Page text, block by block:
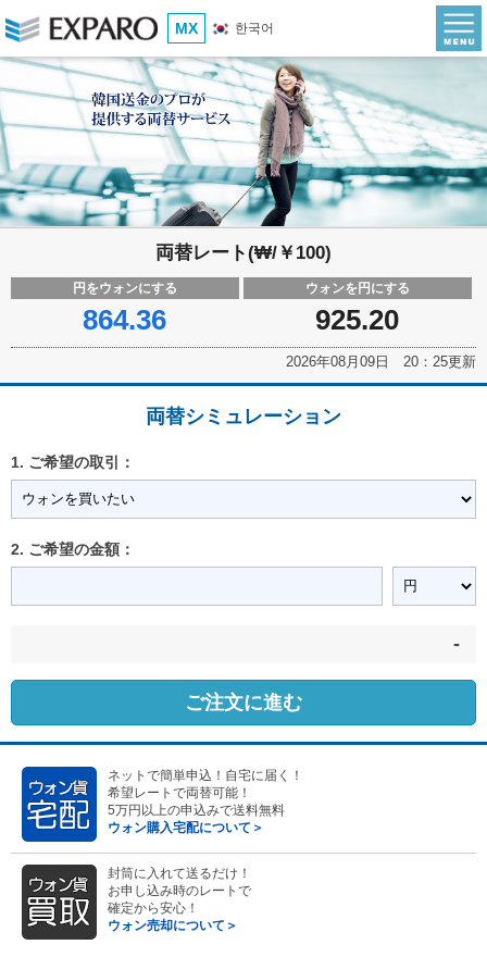
MX 한국어
両替レート(₩/￥100)
円をウォンにする
864.36
ウォンを円にする
925.20
2026年08月09日 20：25更新
両替シミュレーション
1. ご希望の取引：
2. ご希望の金額：
-
ご注文に進む
ネットで簡単申込！自宅に届く！
希望レートで両替可能！
5万円以上の申込みで送料無料
ウォン購入宅配について＞
封筒に入れて送るだけ！
お申し込み時のレートで
確定から安心！
ウォン売却について＞